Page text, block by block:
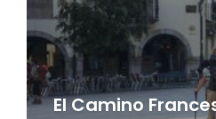
El Camino